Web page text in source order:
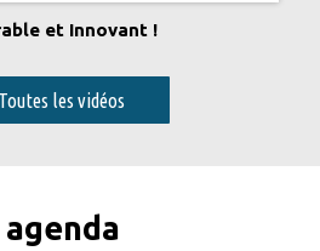
et Innovant !
Toutes les vidéos
agenda